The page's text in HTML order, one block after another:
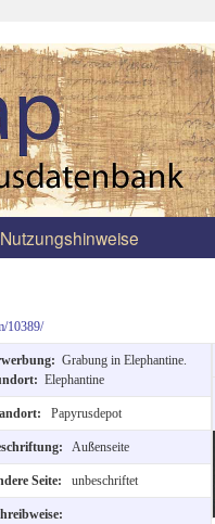
Nutzungshinweise
10389/
Grabung in Elephantine.
Elephantine
Papyrusdepot
Außenseite
Seite: unbeschriftet